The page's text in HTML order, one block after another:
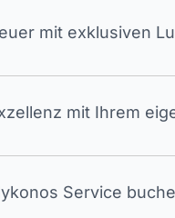
mit exklusiven
mit Ihrem
Service